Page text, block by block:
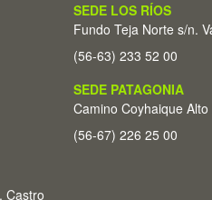
Castro
SEDE LOS RÍOS
Fundo Teja Norte s/n.
(56-63) 233 52 00
SEDE PATAGONIA
Camino Coyhaique
(56-67) 226 25 00